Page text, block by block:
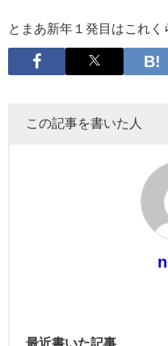
とまあ新年１発目はこれく
この記事を書いた人
最近書いた記事